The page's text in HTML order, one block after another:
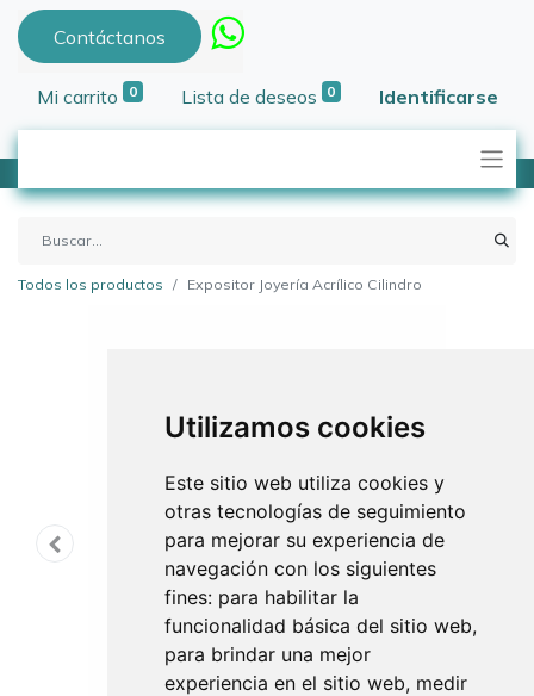
Utilizamos cookies
Este sitio web utiliza cookies y
otras tecnologías de seguimiento
para mejorar su experiencia de
navegación con los siguientes
fines: para habilitar la
funcionalidad básica del sitio web,
para brindar una mejor
experiencia en el sitio web, medir
Contáctanos
Mi carrito 0 Lista de deseos 0 Identificarse
Todos los productos Expositor Joyería Acrílico Cilindro